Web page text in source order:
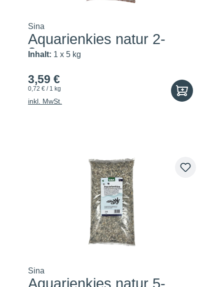
Sina
Aquarienkies natur 2-
3mm
Inhalt: 1 x 5 kg
3,59 €
0,72 € / 1 kg
inkl. MwSt.
Sina
Aquarienkies natur 5-